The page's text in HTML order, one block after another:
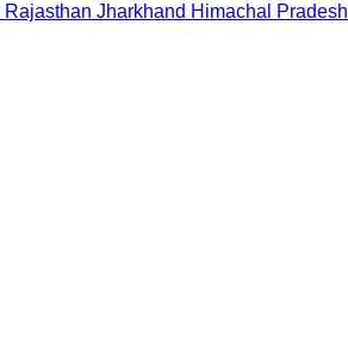
Rajasthan Jharkhand Himachal Pradesh